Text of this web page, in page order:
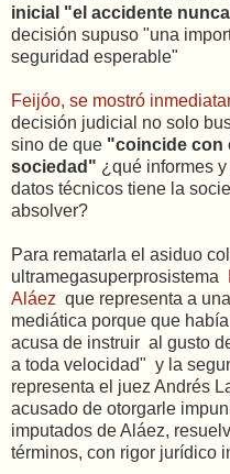
inicial "el accidente
decisión supuso "una
seguridad esperable"
Feijóo, se mostró
decisión judicial no solo
sino de que "coincide con
sociedad" ¿qué informes
datos técnicos tiene la
absolver?
Para rematarla el asiduo
ultramegasuperprosistema
Aláez que representa a
mediática porque que
acusa de instruir al gusto
a toda velocidad" y la
representa el juez Andrés
acusado de otorgarle
imputados de Aláez,
términos, con rigor jurídico